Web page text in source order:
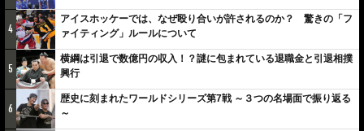
4
アイスホッケーでは、なぜ殴り合いが許されるのか？ 驚きの「フ
ァイティング」ルールについて
5
横綱は引退で数億円の収入！？謎に包まれている退職金と引退相撲
興行
6
歴史に刻まれたワールドシリーズ第7戦 ～３つの名場面で振り返る
～